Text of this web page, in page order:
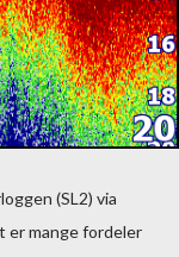
(SL2) via
er mange fordeler